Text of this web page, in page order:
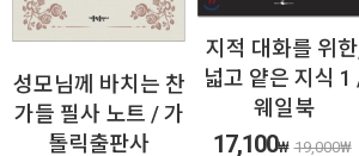
성모님께 바치는 찬
가들 필사 노트 / 가
톨릭출판사
지적 대화를 위
넓고 얕은 지식 1
웨일북
17,100₩ 19,000₩